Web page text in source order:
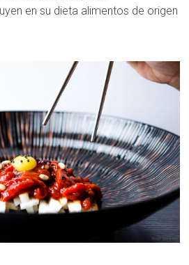
en su dieta alimentos de origen